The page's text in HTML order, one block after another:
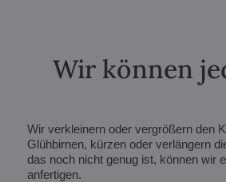
Wir können
Wir verkleinern oder vergrößern den
Glühbirnen, kürzen oder verlängern
das noch nicht genug ist, können wir
anfertigen.